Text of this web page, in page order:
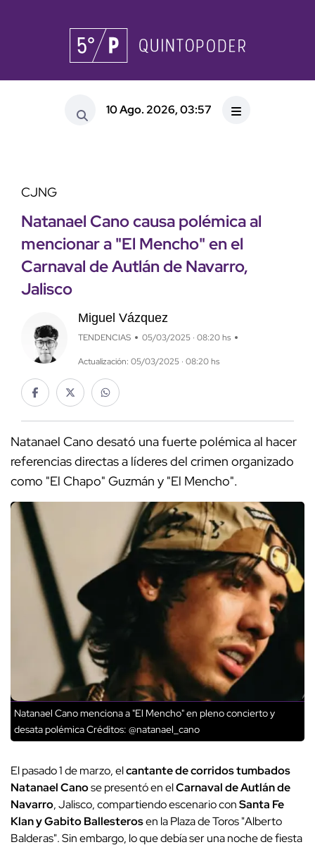
10 Ago. 2026, 03:57
CJNG
Natanael Cano causa polémica al
mencionar a "El Mencho" en el
Carnaval de Autlán de Navarro,
Jalisco
Miguel Vázquez
TENDENCIAS 05/03/2025 · 08:20 hs
Actualización: 05/03/2025 · 08:20 hs
Natanael Cano desató una fuerte polémica al hacer
referencias directas a líderes del crimen organizado
como "El Chapo" Guzmán y "El Mencho".
Natanael Cano menciona a "El Mencho" en pleno concierto y
desata polémicaCréditos: @natanael_cano
El pasado 1 de marzo, elcantante de corridos tumbados
Natanael Canose presentó en elCarnaval de Autlán de
Navarro, Jalisco, compartiendo escenario conSanta Fe
Klan y Gabito Ballesterosen la Plaza de Toros "Alberto
Balderas". Sin embargo, lo que debía ser una noche de fiesta